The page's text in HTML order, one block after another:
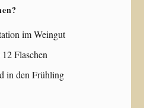
im Weingut
Flaschen
in den Frühling